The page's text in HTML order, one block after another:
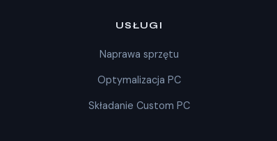
USŁUGI
Naprawa sprzętu
Optymalizacja PC
Składanie Custom PC